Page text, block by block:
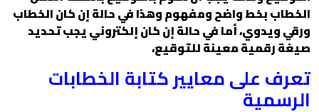
الخطاب بخط واضح ومفهوم وهذا في حالة إن كان الخطاب
ورقي ويدوي، أما في حالة إن كان إلكتروني يجب تحديد
صيغة رقمية معينة للتوقيع،
تعرف على معايير كتابة الخطابات
الرسمية